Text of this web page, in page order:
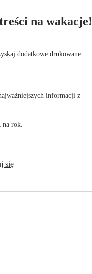
na wakacje!
dodatkowe drukowane
informacji z
na rok.
się